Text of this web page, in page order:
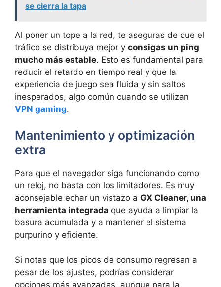
se cierra la tapa
Al poner un tope a la red, te aseguras de que el
tráfico se distribuya mejor y consigas un ping
mucho más estable. Esto es fundamental para
reducir el retardo en tiempo real y que la
experiencia de juego sea fluida y sin saltos
inesperados, algo común cuando se utilizan
VPN gaming.
Mantenimiento y optimización
extra
Para que el navegador siga funcionando como
un reloj, no basta con los limitadores. Es muy
aconsejable echar un vistazo a GX Cleaner, una
herramienta integrada que ayuda a limpiar la
basura acumulada y a mantener el sistema
purpurino y eficiente.
Si notas que los picos de consumo regresan a
pesar de los ajustes, podrías considerar
opciones más avanzadas, aunque para la